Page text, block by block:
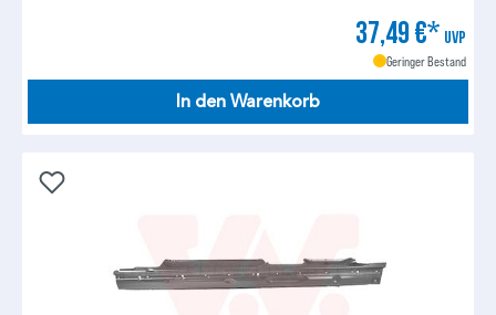
37,49 €* UVP
Geringer Bestand
In den Warenkorb